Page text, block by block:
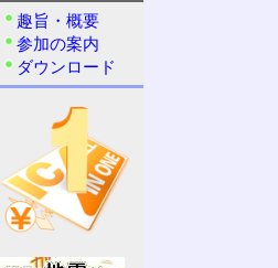
趣旨・概要
参加の案内
ダウンロード